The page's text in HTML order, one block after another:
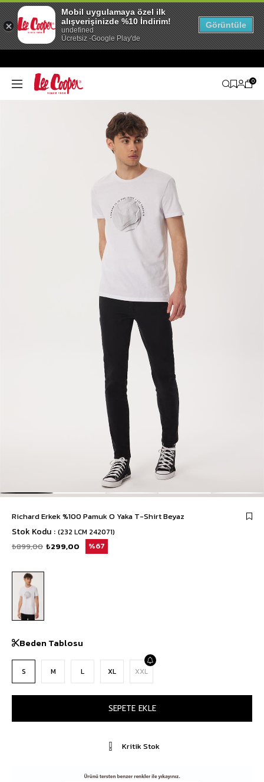
0
Richard Erkek %100 Pamuk O Yaka T-Shirt Beyaz
Stok Kodu (232 LCM 242071)
₺899,00 ₺299,00 67
Beden Tablosu
S M L XL XXL
Kritik Stok
Mobil uygulamaya özel ilk
alışverişinizde %10 İndirim!
undefined
Ücretsiz -Google Play'de
Görüntüle